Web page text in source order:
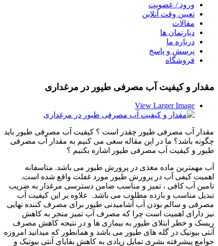
ورود / عضویت
تعیین وقت آنلاین
مقالات
دپارتمان ها
درباره ما
پرسش و پاسخ
فروشگاه
مقدار و کیفیت آب مصرفی طیور در مرغداری
View Larger Image
مقدار آب مصرفی طیور چقدر است ؟ کیفیت آب مصرفی طیور باید
چگونه باشد؟ ما در این مقاله سعی می کنیم به مقدار آب مصرفی
طیور و کیفیت آب مصرفی طیور اشاره بکنیم ؟
آب مهمترین ماده مغذی در پرورش طیور می باشد. متاسفانه
اهمیت کیفی آب در پرورش طیور مورد غفلت واقع شده است.
تامین آب کافی ، تمیز و مناسب ضامن دسترسی مرغدار به ضریب
تبدیل مناسب و بازده مطلوب می باشد. علاوه بر این کیفیت آب
مصرفی و سالم بودن آب آشامیدنی طیور برای مصرف کننده نهایی
نیز دارای اهمیت است چرا که مصرف آب تمیز منجر به کاهش
ریسک و خطر ابتلای طیور به بیماری ها و در نتیجه کاهش مصرف
آنتی بیوتیک در گله های طیور می باشد و همانطور که میدانید امروزه
جوامع پیشرفته بشری تمایل زیادی به کاهش بقایای آنتی بیوتیک و